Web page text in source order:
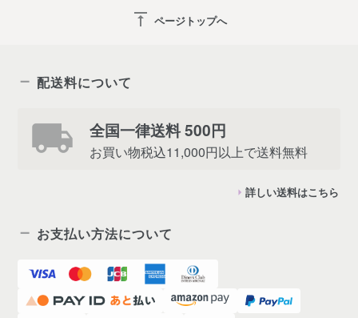
vertical_align_top ページトップへ
配送料について
全国一律送料 500円
お買い物税込11,000円以上で送料無料
詳しい送料はこちら
お支払い方法について